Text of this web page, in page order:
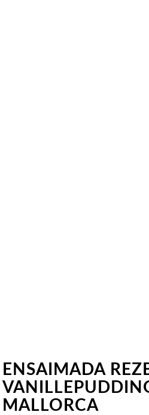
ENSAIMADA
MALLORCA